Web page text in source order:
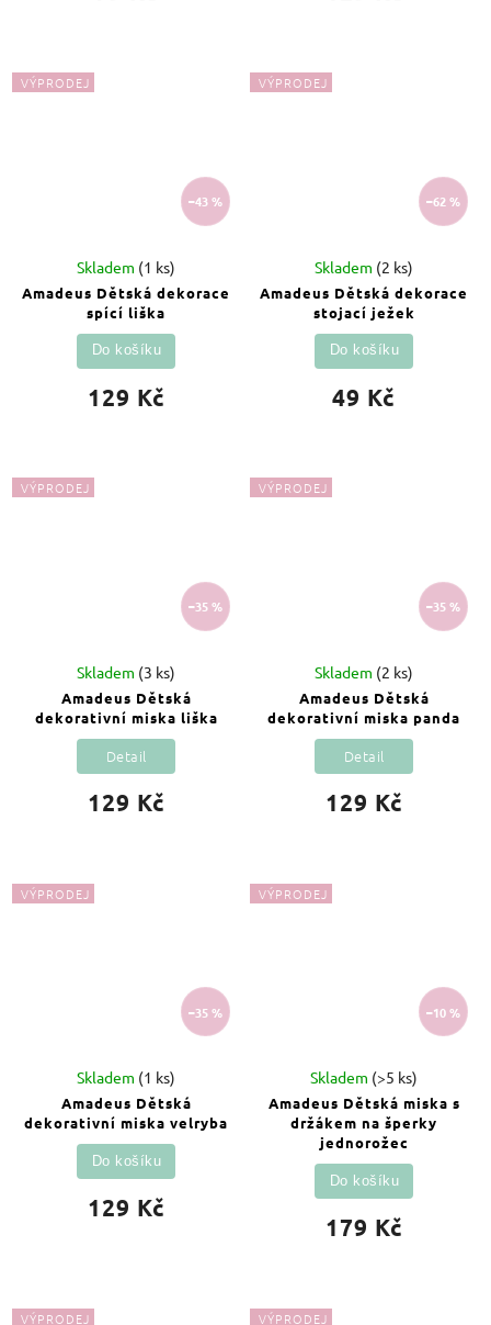
VÝPRODEJ
–43 %
Amadeus Dětská dekorace
spící liška
Skladem (1 ks)
129 Kč
Do košíku
VÝPRODEJ
–62 %
Amadeus Dětská dekorace
stojací ježek
Skladem (2 ks)
49 Kč
Do košíku
VÝPRODEJ
–35 %
Amadeus Dětská
dekorativní miska liška
Skladem (3 ks)
129 Kč
Detail
VÝPRODEJ
–35 %
Amadeus Dětská
dekorativní miska panda
Skladem (2 ks)
129 Kč
Detail
VÝPRODEJ
–35 %
Amadeus Dětská
dekorativní miska velryba
Skladem (1 ks)
129 Kč
Do košíku
VÝPRODEJ
–10 %
Amadeus Dětská miska s
držákem na šperky
jednorožec
Skladem (>5 ks)
179 Kč
Do košíku
VÝPRODEJ VÝPRODEJ